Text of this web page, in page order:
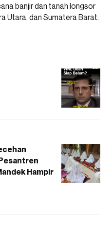
banjir dan tanah longsor
Utara, dan Sumatera Barat.
Hampir